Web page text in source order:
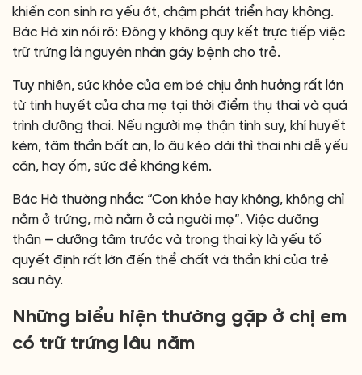
khiến con sinh ra yếu ớt, chậm phát triển hay không.
Bác Hà xin nói rõ: Đông y không quy kết trực tiếp việc
trữ trứng là nguyên nhân gây bệnh cho trẻ.
Tuy nhiên, sức khỏe của em bé chịu ảnh hưởng rất lớn
từ tinh huyết của cha mẹ tại thời điểm thụ thai và quá
trình dưỡng thai. Nếu người mẹ thận tinh suy, khí huyết
kém, tâm thần bất an, lo âu kéo dài thì thai nhi dễ yếu
căn, hay ốm, sức đề kháng kém.
Bác Hà thường nhắc: “Con khỏe hay không, không chỉ
nằm ở trứng, mà nằm ở cả người mẹ”. Việc dưỡng
thân – dưỡng tâm trước và trong thai kỳ là yếu tố
quyết định rất lớn đến thể chất và thần khí của trẻ
sau này.
Những biểu hiện thường gặp ở chị em
có trữ trứng lâu năm